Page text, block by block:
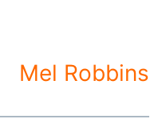
Mel Robbins